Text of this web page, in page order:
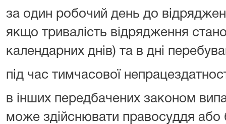
за один робочий день до
якщо тривалість відрядження
календарних днів) та в дні
під час тимчасової
в інших передбачених законом
може здійснювати правосуддя або